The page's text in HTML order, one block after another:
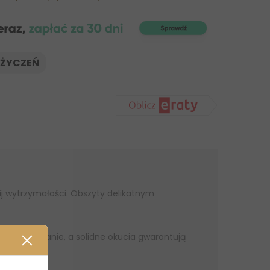
wytrzymałości. Obszyty delikatnym
dopasowanie, a solidne okucia gwarantują